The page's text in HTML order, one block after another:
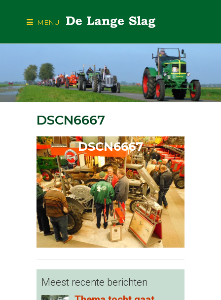
MENU
DSCN6667
DSCN6667
Meest recente berichten